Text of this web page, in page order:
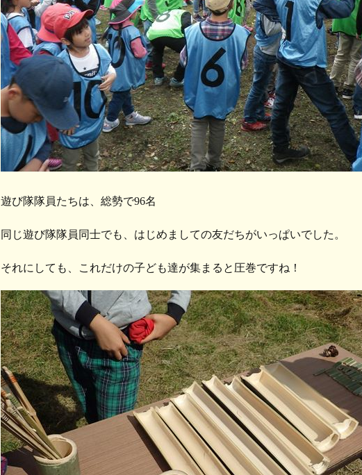
遊び隊隊員たちは、総勢で96名
同じ遊び隊隊員同士でも、はじめましての友だちがいっぱいでした。
それにしても、これだけの子ども達が集まると圧巻ですね！